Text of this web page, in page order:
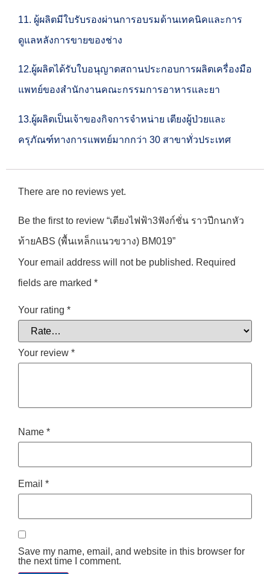
11. ผู้ผลิตมีใบรับรองผ่านการอบรมด้านเทคนิคและการ
ดูแลหลังการขายของช่าง
12.ผู้ผลิตได้รับใบอนุญาตสถานประกอบการผลิตเครื่องมือ
แพทย์ของสำนักงานคณะกรรมการอาหารและยา
13.ผู้ผลิตเป็นเจ้าของกิจการจำหน่าย เตียงผู้ป่วยและ
ครุภัณฑ์ทางการแพทย์มากกว่า 30 สาขาทั่วประเทศ
There are no reviews yet.
Be the first to review “เตียงไฟฟ้า3ฟังก์ชั่น ราวปีกนกหัว
ท้ายABS (พื้นเหล็กแนวขวาง) BM019”
Your email address will not be published. Required
fields are marked *
Your rating *
Your review *
Name *
Email *
Save my name, email, and website in this browser for
the next time I comment.